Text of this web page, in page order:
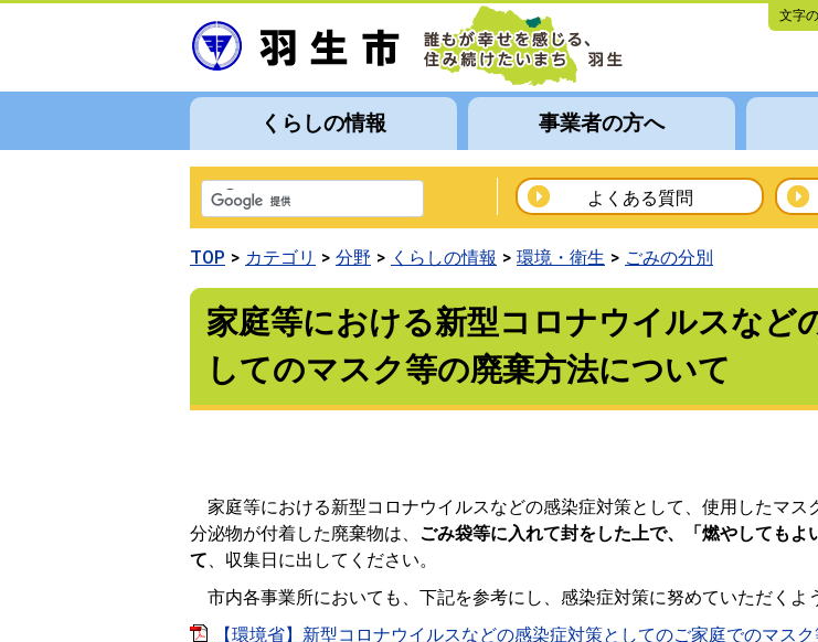
本
文
動
文字
くらしの情報 事業者の方へ
よくある質問
TOP カテゴリ 分野 くらしの情報 環境・衛生 ごみの分別
家庭等における新型コロナウイルスなど
してのマスク等の廃棄方法について
家庭等における新型コロナウイルスなどの感染症対策として、使用したマス
分泌物が付着した廃棄物は、 ごみ袋等に入れて封をした上で、「燃やしてもよ
て、収集日に出してください。
市内各事業所においても、下記を参考にし、感染症対策に努めていただくよ
【環境省】新型コロナウイルスなどの感染症対策としてのご家庭でのマス